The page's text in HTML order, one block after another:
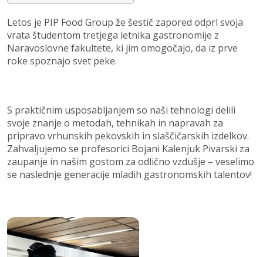
Letos je PIP Food Group že šestič zapored odprl svoja
vrata študentom tretjega letnika gastronomije z
Naravoslovne fakultete, ki jim omogočajo, da iz prve
roke spoznajo svet peke.
S praktičnim usposabljanjem so naši tehnologi delili
svoje znanje o metodah, tehnikah in napravah za
pripravo vrhunskih pekovskih in slaščičarskih izdelkov.
Zahvaljujemo se profesorici Bojani Kalenjuk Pivarski za
zaupanje in našim gostom za odlično vzdušje – veselimo
se naslednje generacije mladih gastronomskih talentov!